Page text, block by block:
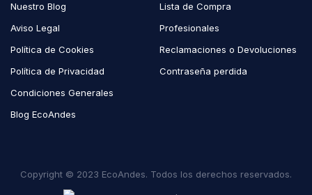
Nuestro Blog
Aviso Legal
Política de Cookies
Política de Privacidad
Condiciones Generales
Blog EcoAndes
Lista de Compra
Profesionales
Reclamaciones o Devoluciones
Contraseña perdida
Copyright © 2023 EcoAndes. Todos los derechos reservados.